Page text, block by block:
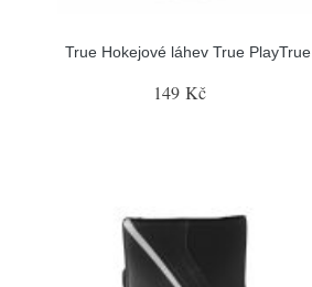
True Hokejové láhev True PlayTrue
149 Kč